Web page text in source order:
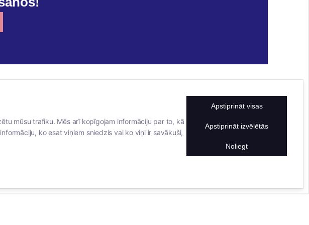
facebook
linkedIn
KONTAKTINFORMĀCIJA
TĀLRUNIS
+371 25911816
info@bertasnams.lv
mūsu trafiku. Mēs arī kopīgojam informāciju par to, kā
ko esat viņiem sniedzis vai ko viņi ir savākuši,
Apstiprināt visas
Apstiprināt izvēlētās
Noliegt